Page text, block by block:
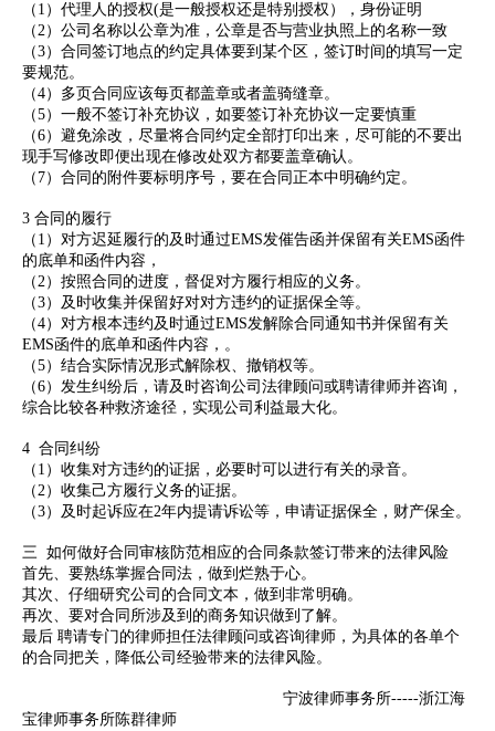
（1）代理人的授权(是一般授权还是特别授权），身份证明
（2）公司名称以公章为准，公章是否与营业执照上的名称一致
（3）合同签订地点的约定具体要到某个区，签订时间的填写一定
要规范。
（4）多页合同应该每页都盖章或者盖骑缝章。
（5）一般不签订补充协议，如要签订补充协议一定要慎重
（6）避免涂改，尽量将合同约定全部打印出来，尽可能的不要出
现手写修改即便出现在修改处双方都要盖章确认。
（7）合同的附件要标明序号，要在合同正本中明确约定。
3 合同的履行
（1）对方迟延履行的及时通过EMS发催告函并保留有关EMS函件
的底单和函件内容，
（2）按照合同的进度，督促对方履行相应的义务。
（3）及时收集并保留好对对方违约的证据保全等。
（4）对方根本违约及时通过EMS发解除合同通知书并保留有关
EMS函件的底单和函件内容，。
（5）结合实际情况形式解除权、撤销权等。
（6）发生纠纷后，请及时咨询公司法律顾问或聘请律师并咨询，
综合比较各种救济途径，实现公司利益最大化。
4 合同纠纷
（1）收集对方违约的证据，必要时可以进行有关的录音。
（2）收集己方履行义务的证据。
（3）及时起诉应在2年内提请诉讼等，申请证据保全，财产保全。
三 如何做好合同审核防范相应的合同条款签订带来的法律风险
首先、要熟练掌握合同法，做到烂熟于心。
其次、仔细研究公司的合同文本，做到非常明确。
再次、要对合同所涉及到的商务知识做到了解。
最后 聘请专门的律师担任法律顾问或咨询律师，为具体的各单个
的合同把关，降低公司经验带来的法律风险。
宁波律师事务所-----浙江海
宝律师事务所陈群律师